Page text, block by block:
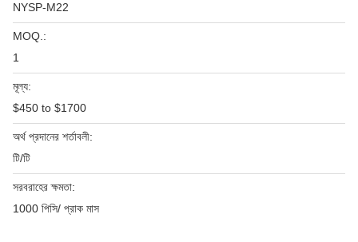
NYSP-M22
MOQ.:
1
মূল্য:
$450 to $1700
অর্থ প্রদানের শর্তাবলী:
টি/টি
সরবরাহের ক্ষমতা:
1000 পিসি/ প্রাক মাস